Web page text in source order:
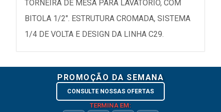
TORNEIRA DE MESA PARA LAVATÓRIO, COM
BITOLA 1/2". ESTRUTURA CROMADA, SISTEMA
1/4 DE VOLTA E DESIGN DA LINHA C29.
PROMOÇÃO DA SEMANA
CONSULTE NOSSAS OFERTAS
TERMINA EM: